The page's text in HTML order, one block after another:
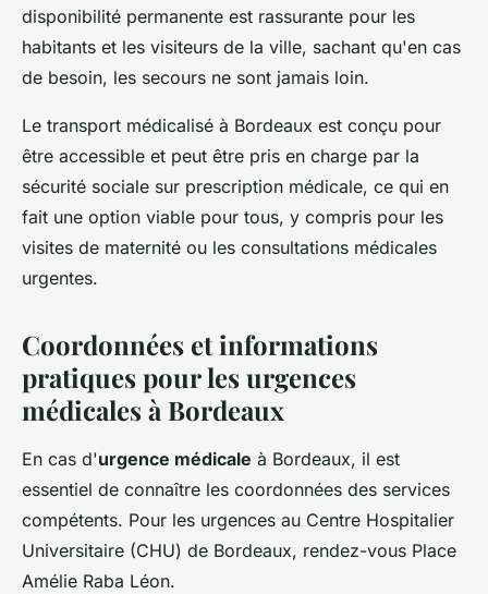
disponibilité permanente est rassurante pour les
habitants et les visiteurs de la ville, sachant qu'en cas
de besoin, les secours ne sont jamais loin.
Le transport médicalisé à Bordeaux est conçu pour
être accessible et peut être pris en charge par la
sécurité sociale sur prescription médicale, ce qui en
fait une option viable pour tous, y compris pour les
visites de maternité ou les consultations médicales
urgentes.
Coordonnées et informations
pratiques pour les urgences
médicales à Bordeaux
En cas d'urgence médicale à Bordeaux, il est
essentiel de connaître les coordonnées des services
compétents. Pour les urgences au Centre Hospitalier
Universitaire (CHU) de Bordeaux, rendez-vous Place
Amélie Raba Léon.